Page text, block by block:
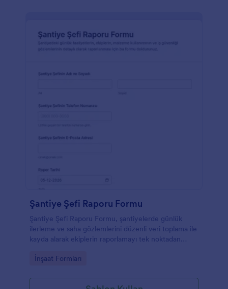
Şantiye Şefi Raporu Formu
Şantiye Şefi Raporu Formu, şantiyelerde günlük
ilerleme ve saha gözlemlerini düzenli veri toplama ile
kayda alarak ekiplerin raporlamayı tek noktadan
Go to Category:
İnşaat Formları